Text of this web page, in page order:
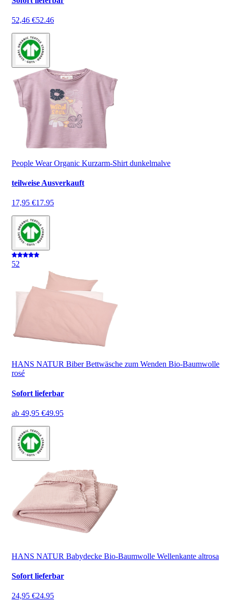
52,46 €52.46
People Wear Organic Kurzarm-Shirt dunkelmalve
teilweise Ausverkauft
17,95 €17.95
52
HANS NATUR Biber Bettwäsche zum Wenden Bio-Baumwolle
rosé
Sofort lieferbar
ab 49,95 €49.95
HANS NATUR Babydecke Bio-Baumwolle Wellenkante altrosa
Sofort lieferbar
24,95 €24.95